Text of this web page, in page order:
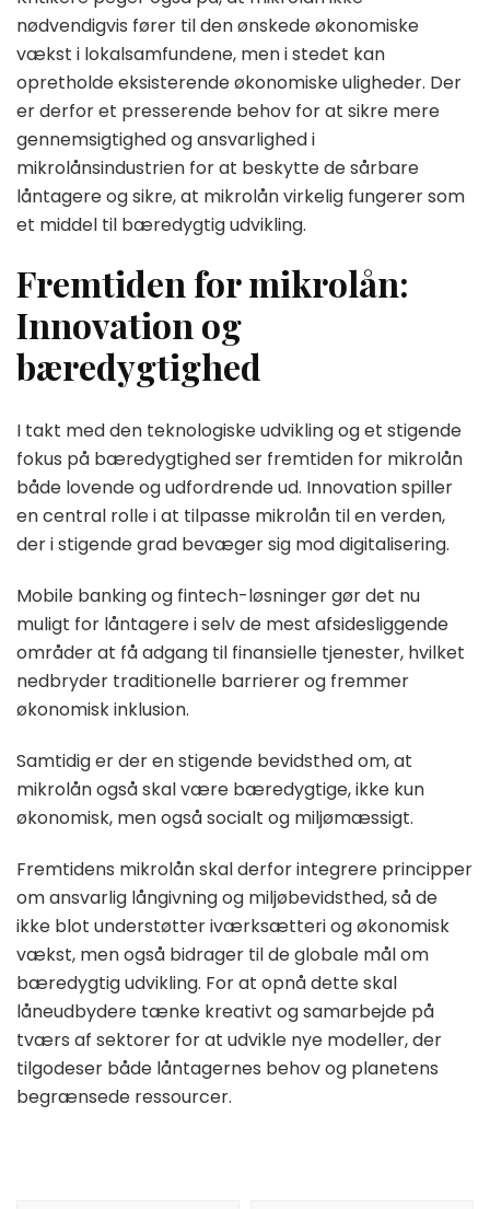
nødvendigvis fører til den ønskede økonomiske
vækst i lokalsamfundene, men i stedet kan
opretholde eksisterende økonomiske uligheder. Der
er derfor et presserende behov for at sikre mere
gennemsigtighed og ansvarlighed i
mikrolånsindustrien for at beskytte de sårbare
låntagere og sikre, at mikrolån virkelig fungerer som
et middel til bæredygtig udvikling.
Fremtiden for mikrolån:
Innovation og
bæredygtighed
I takt med den teknologiske udvikling og et stigende
fokus på bæredygtighed ser fremtiden for mikrolån
både lovende og udfordrende ud. Innovation spiller
en central rolle i at tilpasse mikrolån til en verden,
der i stigende grad bevæger sig mod digitalisering.
Mobile banking og fintech-løsninger gør det nu
muligt for låntagere i selv de mest afsidesliggende
områder at få adgang til finansielle tjenester, hvilket
nedbryder traditionelle barrierer og fremmer
økonomisk inklusion.
Samtidig er der en stigende bevidsthed om, at
mikrolån også skal være bæredygtige, ikke kun
økonomisk, men også socialt og miljømæssigt.
Fremtidens mikrolån skal derfor integrere principper
om ansvarlig långivning og miljøbevidsthed, så de
ikke blot understøtter iværksætteri og økonomisk
vækst, men også bidrager til de globale mål om
bæredygtig udvikling. For at opnå dette skal
låneudbydere tænke kreativt og samarbejde på
tværs af sektorer for at udvikle nye modeller, der
tilgodeser både låntagernes behov og planetens
begrænsede ressourcer.